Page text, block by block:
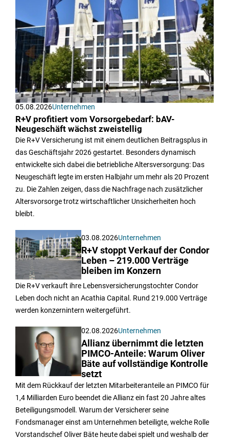
05.08.2026Unternehmen
R+V profitiert vom Vorsorgebedarf: bAV-
Neugeschäft wächst zweistellig
Die R+V Versicherung ist mit einem deutlichen Beitragsplus in
das Geschäftsjahr 2026 gestartet. Besonders dynamisch
entwickelte sich dabei die betriebliche Altersversorgung: Das
Neugeschäft legte im ersten Halbjahr um mehr als 20 Prozent
zu. Die Zahlen zeigen, dass die Nachfrage nach zusätzlicher
Altersvorsorge trotz wirtschaftlicher Unsicherheiten hoch
bleibt.
03.08.2026Unternehmen
R+V stoppt Verkauf der Condor
Leben – 219.000 Verträge
bleiben im Konzern
Die R+V verkauft ihre Lebensversicherungstochter Condor
Leben doch nicht an Acathia Capital. Rund 219.000 Verträge
werden konzernintern weitergeführt.
02.08.2026Unternehmen
Allianz übernimmt die letzten
PIMCO-Anteile: Warum Oliver
Bäte auf vollständige Kontrolle
setzt
Mit dem Rückkauf der letzten Mitarbeiteranteile an PIMCO für
1,4 Milliarden Euro beendet die Allianz ein fast 20 Jahre altes
Beteiligungsmodell. Warum der Versicherer seine
Fondsmanager einst am Unternehmen beteiligte, welche Rolle
Vorstandschef Oliver Bäte heute dabei spielt und weshalb der